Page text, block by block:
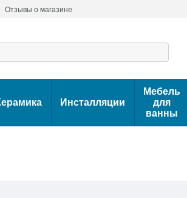
Отзывы о магазине
Инсталляции
Мебель
для
ванны